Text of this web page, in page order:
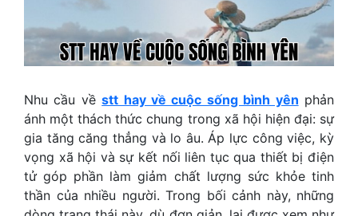
Nhu cầu vềstt hay về cuộc sống bình yên phản
ánh một thách thức chung trong xã hội hiện đại: sự
gia tăng căng thẳng và lo âu. Áp lực công việc, kỳ
vọng xã hội và sự kết nối liên tục qua thiết bị điện
tử góp phần làm giảm chất lượng sức khỏe tinh
thần của nhiều người. Trong bối cảnh này, những